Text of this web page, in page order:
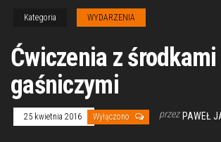
Kategoria WYDARZENIA
Ćwiczenia z środkami
gaśniczymi
25 kwietnia 2016 Wyłączono przez PAWEŁ